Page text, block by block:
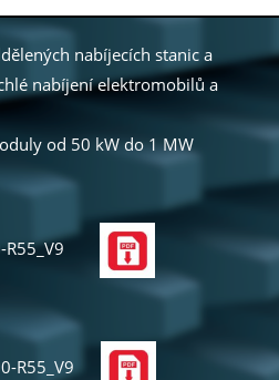
nabíjecích stanic a
nabíjení elektromobilů a
od 50 kW do 1 MW
R55_V9
R55_V9